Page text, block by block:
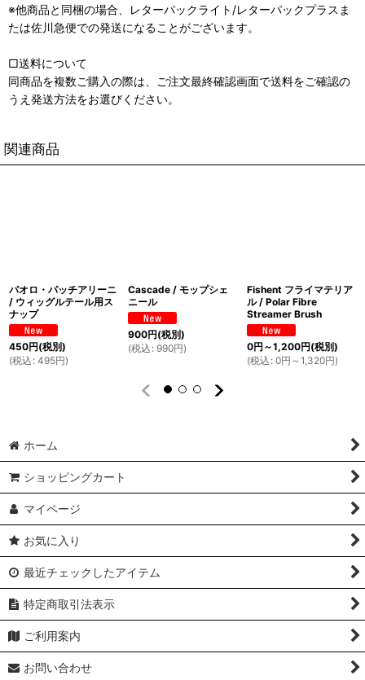
※他商品と同梱の場合、レターパックライト/レターパックプラスま
たは佐川急便での発送になることがございます。
□送料について
同商品を複数ご購入の際は、ご注文最終確認画面で送料をご確認の
うえ発送方法をお選びください。
関連商品
パオロ・パッチアリーニ
/ ウィッグルテール用ス
ナップ
450円(税別)
(税込 : 495円)
Cascade / モップシェ
ニール
900円(税別)
(税込 : 990円)
Fishent フライマテリア
ル / Polar Fibre
Streamer Brush
0円 ～1,200円(税別)
(税込 : 0円 ～1,320円)
ホーム
ショッピングカート
マイページ
お気に入り
最近チェックしたアイテム
特定商取引法表示
ご利用案内
お問い合わせ